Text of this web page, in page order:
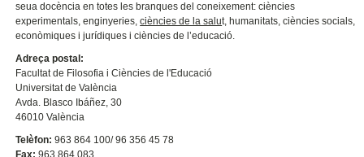
seua docència en totes les branques del coneixement: ciències
experimentals, enginyeries,ciències de la salut, humanitats, ciències socials,
econòmiques i jurídiques i ciències de l’educació.
Adreça postal:
Facultat de Filosofia i Ciències de l'Educació
Universitat de València
Avda. Blasco Ibáñez, 30
46010 València
Telèfon: 963 864 100/ 96 356 45 78